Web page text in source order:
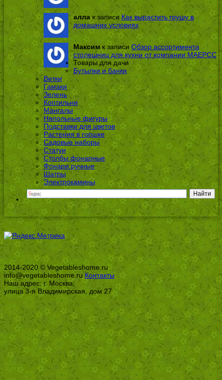
аллак записиКак вырастить грушу в
домашних условиях
Максимк записи Обзор ассортимента
столешниц для кухни от компании МАЕРСС
Товары для дачи
Бутылки и банки
Ветки
Гамаки
Зелень
Коптильни
Мангалы
Напольные фигуры
Подставки для цветов
Растения в горшке
Садовые наборы
Статуи
Столбы фонарные
Фонари ручные
Шатры
Электрокамины
2014-2020 © Vegetableshome.ru
info@vegetableshome.ruКонтакты
Наш адрес: г. Москва,
улица 3-я Владимирская, дом 27